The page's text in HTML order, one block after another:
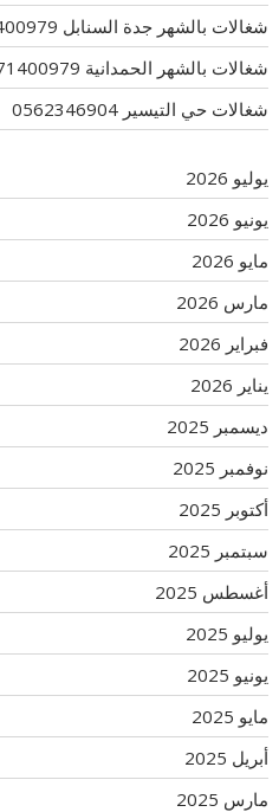
شغالات بالشهر جدة السنابل 0571400979
شغالات بالشهر الحمدانية 0571400979
شغالات حي التيسير 0562346904
يوليو 2026
يونيو 2026
مايو 2026
مارس 2026
فبراير 2026
يناير 2026
ديسمبر 2025
نوفمبر 2025
أكتوبر 2025
سبتمبر 2025
أغسطس 2025
يوليو 2025
يونيو 2025
مايو 2025
أبريل 2025
مارس 2025